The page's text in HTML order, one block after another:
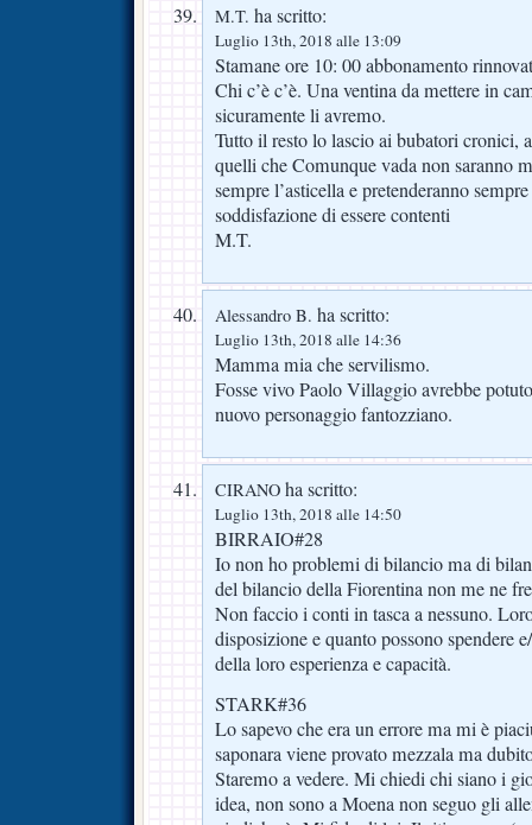
M.T. ha scritto:
Luglio 13th, 2018 alle 13:09
Stamane ore 10: 00 abbonamento
Chi c’è c’è. Una ventina da mettere in
sicuramente li avremo.
Tutto il resto lo lascio ai bubatori cronici,
quelli che Comunque vada non saranno
sempre l’asticella e pretenderanno
soddisfazione di essere contenti
M.T.
Alessandro B. ha scritto:
Luglio 13th, 2018 alle 14:36
Mamma mia che servilismo.
Fosse vivo Paolo Villaggio avrebbe
nuovo personaggio fantozziano.
CIRANO ha scritto:
Luglio 13th, 2018 alle 14:50
BIRRAIO#28
Io non ho problemi di bilancio ma di
del bilancio della Fiorentina non me ne
Non faccio i conti in tasca a nessuno.
disposizione e quanto possono spendere
della loro esperienza e capacità.
STARK#36
Lo sapevo che era un errore ma mi è
saponara viene provato mezzala ma
Staremo a vedere. Mi chiedi chi siano i
idea, non sono a Moena non seguo gli